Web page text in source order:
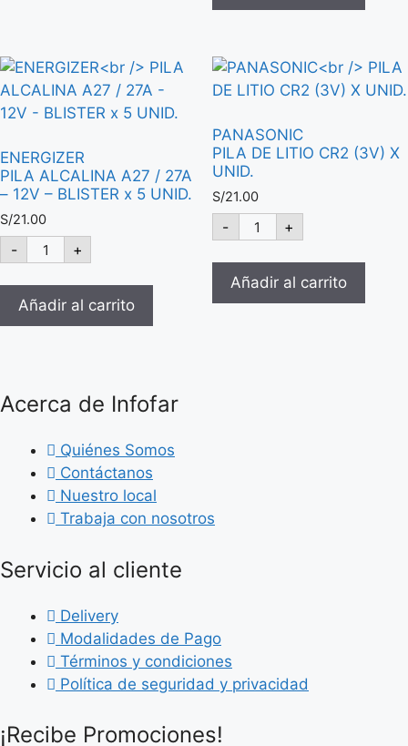
-
BC-
0904SM
cantidad
HUECOS
cantidad
ENERGIZER
PILA ALCALINA A27 / 27A
– 12V – BLISTER x 5 UNID.
S/21.00
- ENERGIZER
PILA
A27
/
x
5
cantidad
+
Añadir al carrito
PANASONIC
PILA DE LITIO CR2 (3V) X
UNID.
S/21.00
- PANASONIC
PILA
LITIO
CR2
+
Añadir al carrito
Acerca de Infofar
Quiénes Somos
Contáctanos
Nuestro local
Trabaja con nosotros
Servicio al cliente
Delivery
Modalidades de Pago
Términos y condiciones
Política de seguridad y privacidad
¡Recibe Promociones!